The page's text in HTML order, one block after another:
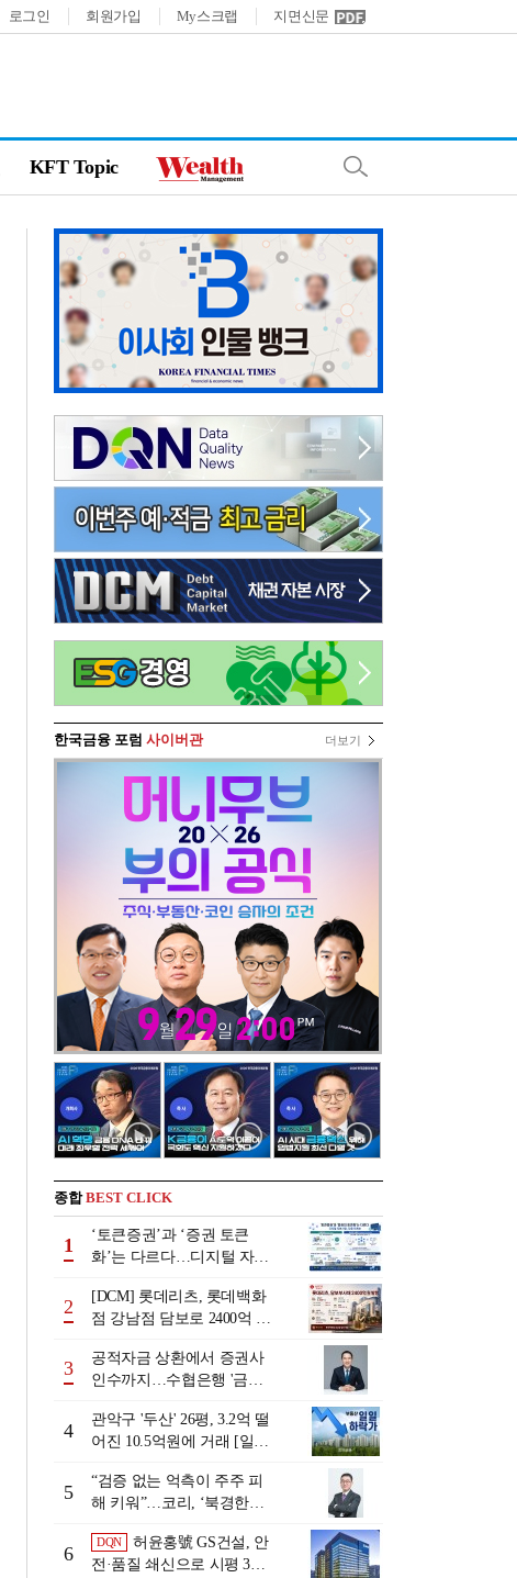
로그인 회원가입 My스크랩 지면신문
KFT Topic
한국금융 포럼 사이버관 더보기
종합BEST CLICK
1
‘토큰증권’과 ‘증권 토큰
화’는 다르다…디지털 자본
2
[DCM] 롯데리츠, 롯데백화
점 강남점 담보로 2400억 조
3
공적자금 상환에서 증권사
인수까지…수협은행 '금융
행 금융그룹의 꿈①]
4
관악구 '두산' 26평, 3.2억 떨
어진 10.5억원에 거래 [일일
5
“검증 없는 억측이 주주 피
해 키워”…코리, ‘북경한미
6
DQN
허윤홍號 GS건설, 안
전·품질 쇄신으로 시평 3위